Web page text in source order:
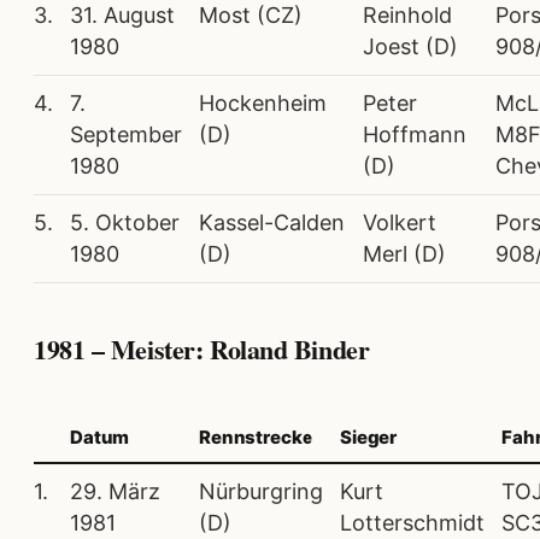
3.
31. August
1980
Most (CZ)
Reinhold
Joest (D)
4.
7.
September
1980
Hockenheim
(D)
Peter
Hoffmann
(D)
5.
5. Oktober
1980
Kassel-Calden
(D)
Volkert
Merl (D)
1981 – Meister: Roland Binder
Datum Rennstrecke Sieger
1.
29. März
1981
Nürburgring
(D)
Kurt
Lotterschmidt